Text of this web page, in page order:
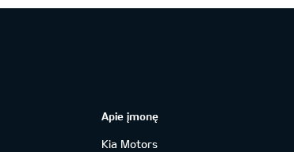
Apie įmonę
Kia Motors